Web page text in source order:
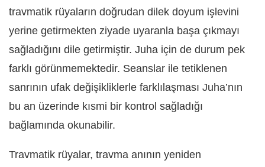
travmatik rüyaların doğrudan dilek doyum işlevini
yerine getirmekten ziyade uyaranla başa çıkmayı
sağladığını dile getirmiştir. Juha için de durum pek
farklı görünmemektedir. Seanslar ile tetiklenen
sanrının ufak değişikliklerle farklılaşması Juha’nın
bu an üzerinde kısmi bir kontrol sağladığı
bağlamında okunabilir.
Travmatik rüyalar, travma anının yeniden